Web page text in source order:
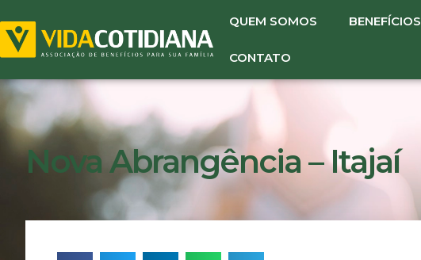
QUEM SOMOS BENEFÍCIOS
CONTATO
Nova Abrangência – Itajaí